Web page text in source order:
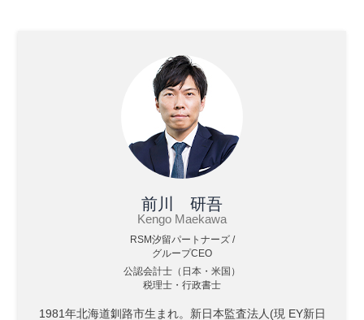
前川 研吾
Kengo Maekawa
RSM汐留パートナーズ /
グループCEO
公認会計士（日本・米国）
税理士・行政書士
1981年北海道釧路市生まれ。新日本監査法人(現 EY新日